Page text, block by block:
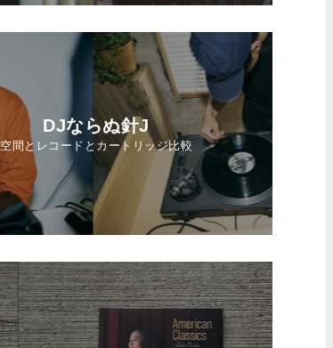
DJならぬ針J
空間とレコードとカートリッジ比較